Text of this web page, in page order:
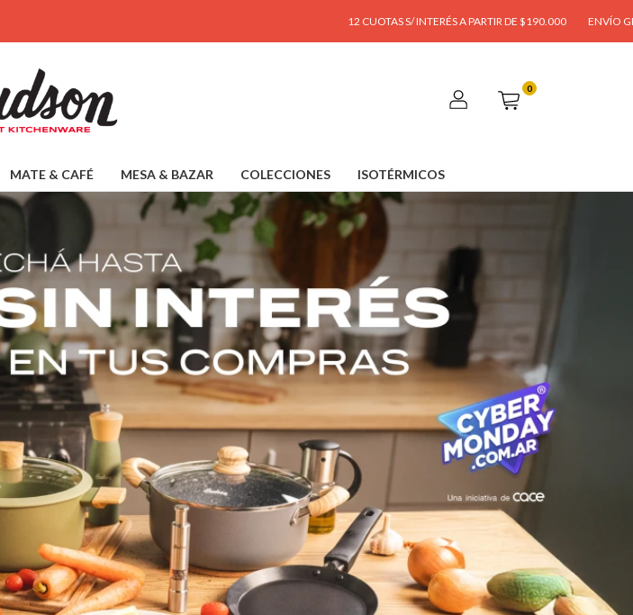
12 CUOTAS S/ INTERÉS A PARTIR DE $190.000 ENVÍO GRATIS A PARTIR DE
0
MATE & CAFÉ MESA & BAZAR COLECCIONES ISOTÉRMICOS